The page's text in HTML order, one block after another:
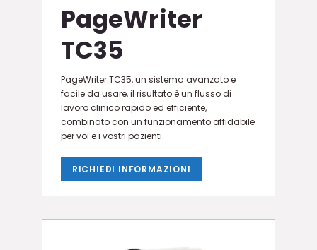
PageWriter
TC35
PageWriter TC35, un sistema avanzato e
facile da usare, il risultato è un flusso di
lavoro clinico rapido ed efficiente,
combinato con un funzionamento affidabile
per voi e i vostri pazienti.
RICHIEDI INFORMAZIONI